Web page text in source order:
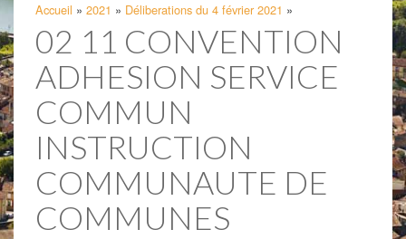
Accueil » 2021 » Déliberations du 4 février 2021 »
02 11 CONVENTION
ADHESION SERVICE
COMMUN
INSTRUCTION
COMMUNAUTE DE
COMMUNES